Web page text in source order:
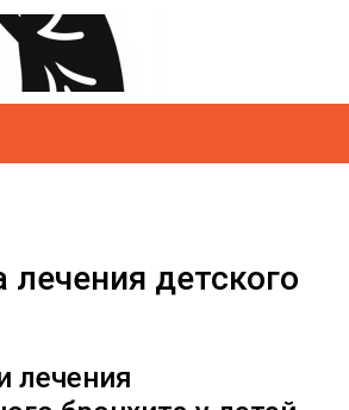
детского
лечения